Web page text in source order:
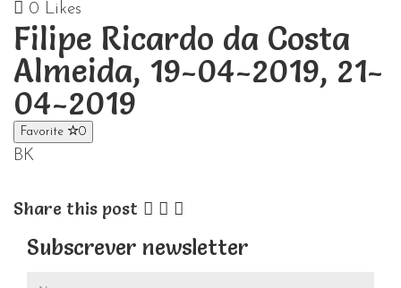
0 Likes
Filipe Ricardo da Costa
Almeida, 19-04-2019, 21-
04-2019
Favorite 0
BK
Share this post
Subscrever newsletter